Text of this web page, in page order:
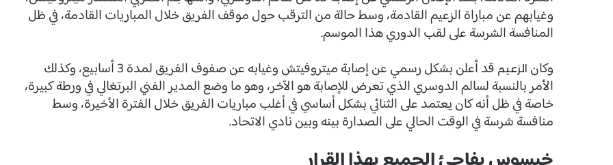
وغيابهم عن مباراة الزعيم القادمة، وسط حالة من الترقب حول موقف الفريق خلال المباريات القادمة، في ظل
المنافسة الشرسة على لقب الدوري هذا الموسم.
وكان الزعيم قد أعلن بشكل رسمي عن إصابة ميتروفيتش وغيابه عن صفوف الفريق لمدة 3 أسابيع، وكذلك
الأمر بالنسبة لسالم الدوسري الذي تعرض للإصابة هو الآخر، وهو ما وضع المدير الفني البرتغالي في ورطة كبيرة،
خاصة في ظل أنه كان يعتمد على الثنائي بشكل أساسي في أغلب مباريات الفريق خلال الفترة الأخيرة، وسط
منافسة شرسة في الوقت الحالي على الصدارة بينه وبين نادي الاتحاد.